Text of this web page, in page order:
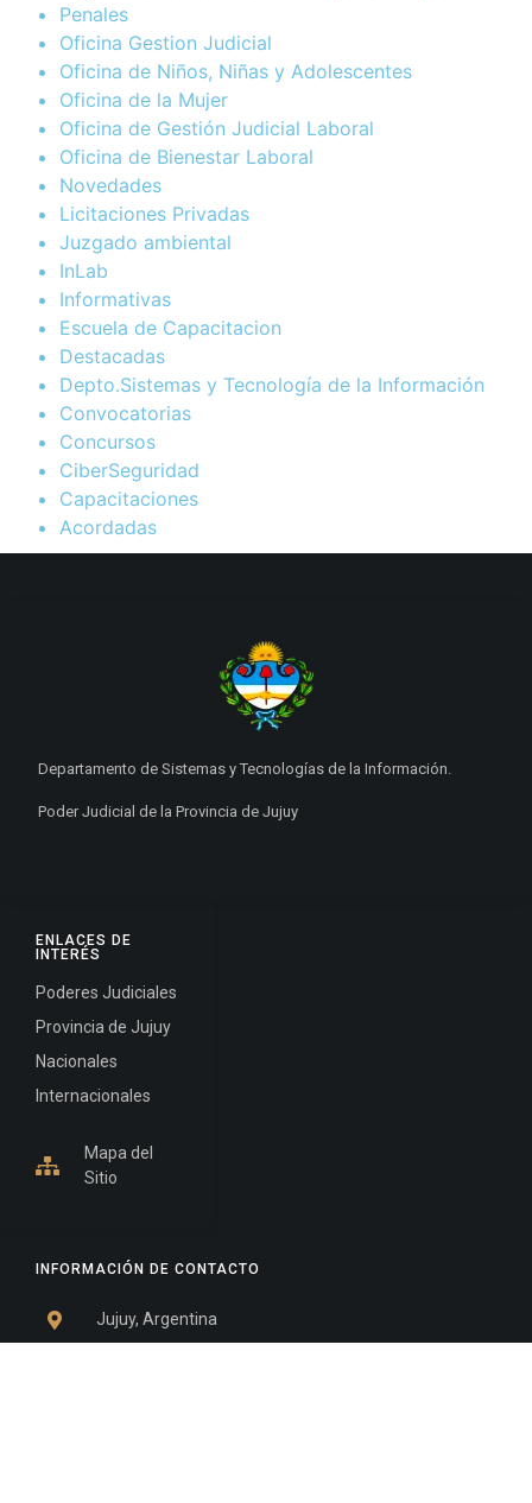
Penales
Oficina Gestion Judicial
Oficina de Niños, Niñas y Adolescentes
Oficina de la Mujer
Oficina de Gestión Judicial Laboral
Oficina de Bienestar Laboral
Novedades
Licitaciones Privadas
Juzgado ambiental
InLab
Informativas
Escuela de Capacitacion
Destacadas
Depto.Sistemas y Tecnología de la Información
Convocatorias
Concursos
CiberSeguridad
Capacitaciones
Acordadas
INFORMACIÓN DE CONTACTO
Jujuy, Argentina
ENLACES DE
INTERÉS
Poderes Judiciales
Provincia de Jujuy
Nacionales
Internacionales
Mapa del
Sitio
Departamento de Sistemas y Tecnologías de la Información.
Poder Judicial de la Provincia de Jujuy